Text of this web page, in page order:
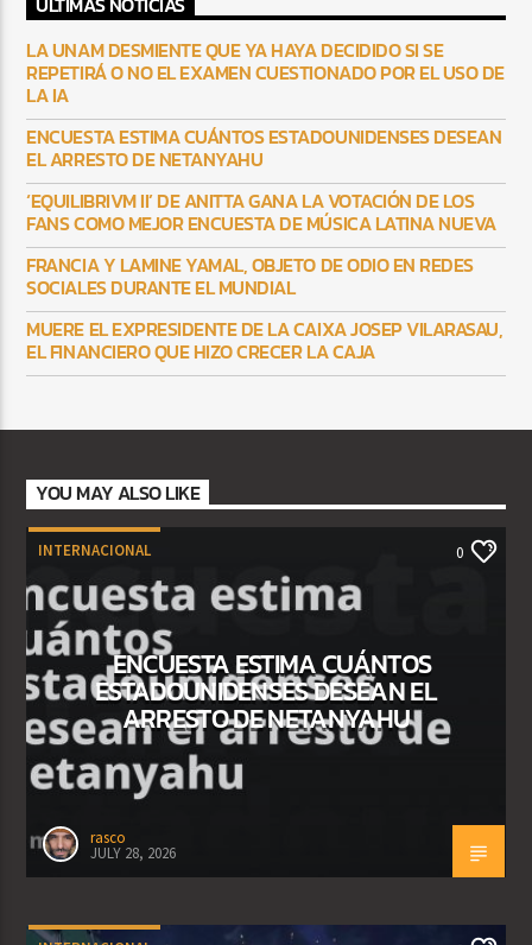
LA UNAM DESMIENTE QUE YA HAYA DECIDIDO SI SE
REPETIRÁ O NO EL EXAMEN CUESTIONADO POR EL USO DE
LA IA
ENCUESTA ESTIMA CUÁNTOS ESTADOUNIDENSES DESEAN
EL ARRESTO DE NETANYAHU
‘EQUILIBRIVM II’ DE ANITTA GANA LA VOTACIÓN DE LOS
FANS COMO MEJOR ENCUESTA DE MÚSICA LATINA NUEVA
FRANCIA Y LAMINE YAMAL, OBJETO DE ODIO EN REDES
SOCIALES DURANTE EL MUNDIAL
MUERE EL EXPRESIDENTE DE LA CAIXA JOSEP VILARASAU,
EL FINANCIERO QUE HIZO CRECER LA CAJA
YOU MAY ALSO LIKE
INTERNACIONAL 0
ENCUESTA ESTIMA CUÁNTOS
ESTADOUNIDENSES DESEAN EL
ARRESTO DE NETANYAHU
rasco
JULY 28, 2026